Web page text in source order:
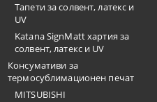
Тапети за солвент, латекс и
UV
Katana SignMatt хартия за
солвент, латекс и UV
Консумативи за
термосублимационен печат
MITSUBISHI